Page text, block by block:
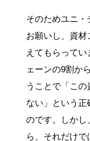
そのためユニ・
お願いし、資
えてもらって
ェーンの9割か
うことで「こ
ない」という正
のです。しかし
ら、それだけ